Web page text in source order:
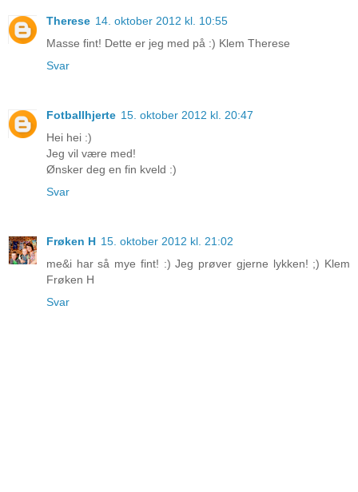
Therese 14. oktober 2012 kl. 10:55
Masse fint! Dette er jeg med på :) Klem Therese
Svar
Fotballhjerte 15. oktober 2012 kl. 20:47
Hei hei :)
Jeg vil være med!
Ønsker deg en fin kveld :)
Svar
Frøken H 15. oktober 2012 kl. 21:02
me&i har så mye fint! :) Jeg prøver gjerne lykken! ;) Klem
Frøken H
Svar